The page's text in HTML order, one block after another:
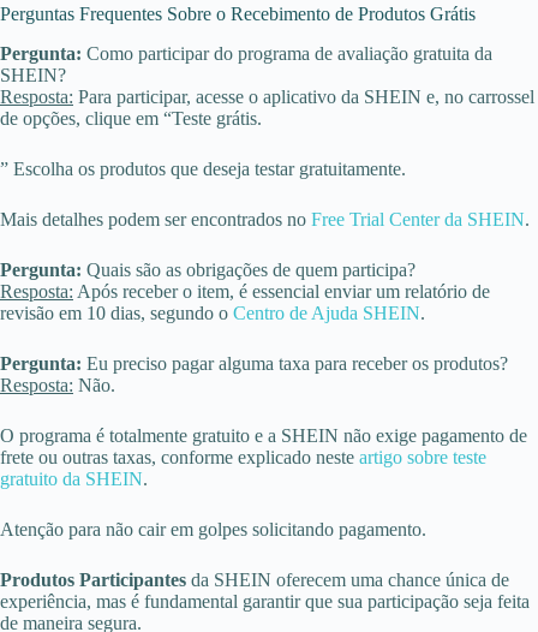
Perguntas Frequentes Sobre o Recebimento de Produtos Grátis
Pergunta: Como participar do programa de avaliação gratuita da
SHEIN?
Resposta: Para participar, acesse o aplicativo da SHEIN e, no carrossel
de opções, clique em “Teste grátis.
” Escolha os produtos que deseja testar gratuitamente.
Mais detalhes podem ser encontrados no Free Trial Center da SHEIN.
Pergunta: Quais são as obrigações de quem participa?
Resposta: Após receber o item, é essencial enviar um relatório de
revisão em 10 dias, segundo o Centro de Ajuda SHEIN.
Pergunta: Eu preciso pagar alguma taxa para receber os produtos?
Resposta: Não.
O programa é totalmente gratuito e a SHEIN não exige pagamento de
frete ou outras taxas, conforme explicado neste artigo sobre teste
gratuito da SHEIN.
Atenção para não cair em golpes solicitando pagamento.
Produtos Participantes da SHEIN oferecem uma chance única de
experiência, mas é fundamental garantir que sua participação seja feita
de maneira segura.